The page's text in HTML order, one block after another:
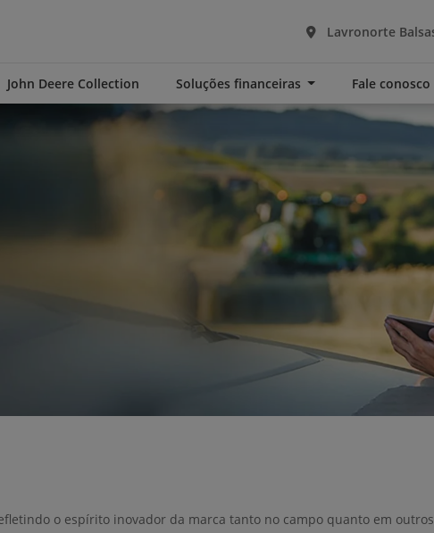
Lavronorte
John Deere Collection Soluções financeiras Fale conosco
o espírito inovador da marca tanto no campo quanto em